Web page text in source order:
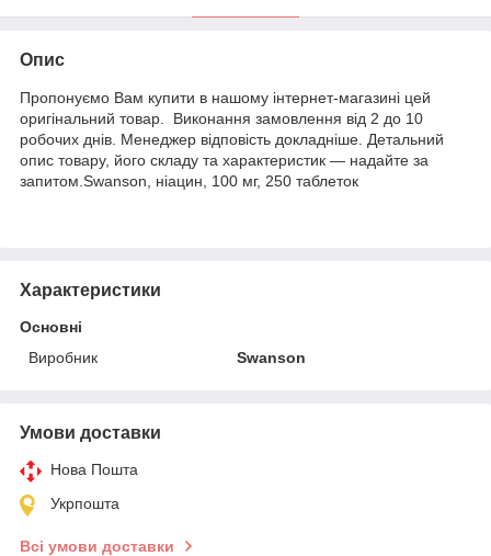
Опис
Пропонуємо Вам купити в нашому інтернет-магазині цей
оригінальний товар. Виконання замовлення від 2 до 10
робочих днів. Менеджер відповість докладніше. Детальний
опис товару, його складу та характеристик — надайте за
запитом.Swanson, ніацин, 100 мг, 250 таблеток
Характеристики
Основні
Виробник
Swanson
Умови доставки
Нова Пошта
Укрпошта
Всі умови доставки